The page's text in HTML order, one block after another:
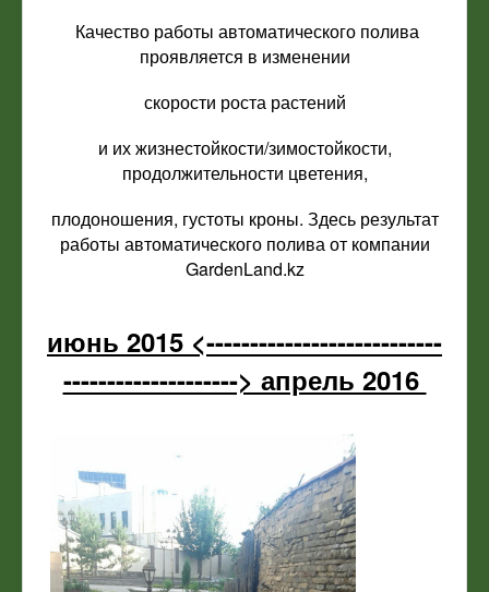
Качество работы автоматического полива
проявляется в изменении
скорости роста растений
и их жизнестойкости/зимостойкости,
продолжительности цветения,
плодоношения, густоты кроны. Здесь результат
работы автоматического полива от компании
GardenLand.kz
июнь 2015 <---------------------------
--------------------> апрель 2016